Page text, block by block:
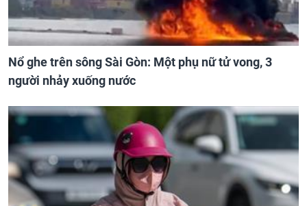
Nổ ghe trên sông Sài Gòn: Một phụ nữ tử vong, 3
người nhảy xuống nước